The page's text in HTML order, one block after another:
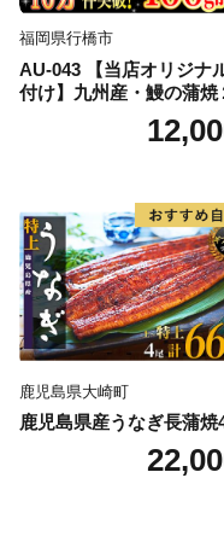
福岡県行橋市
AU-043 【当店オリジナ
付け】九州産・鰻の蒲焼
鹿児島県大崎町
鹿児島県産うなぎ長蒲焼